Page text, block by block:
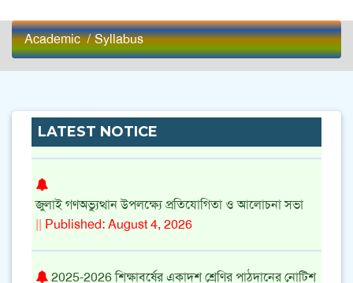
Academic/Syllabus
LATEST NOTICE
2025)ফরম পূরণেরি নোটিশ
||Published: August 5, 2026
জুলাই গণঅভ্যুত্থান উপলক্ষ্যে প্রতিযোগিতা ও আলোচনা সভা
|| Published: August 4, 2026
2025-2026 শিক্ষাবর্ষের একাদশ শ্রেণির পাঠদানের নোটিশ